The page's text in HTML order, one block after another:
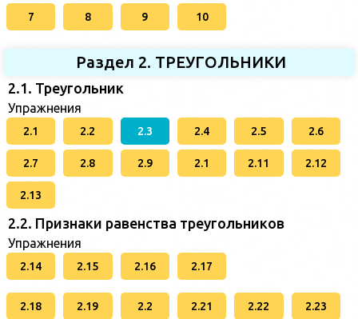
7 8 9 10
Раздел 2. ТРЕУГОЛЬНИКИ
2.1. Треугольник
Упражнения
2.1 2.2 2.3 2.4 2.5 2.6
2.7 2.8 2.9 2.1 2.11 2.12
2.13
2.2. Признаки равенства треугольников
Упражнения
2.14 2.15 2.16 2.17
2.18 2.19 2.2 2.21 2.22 2.23